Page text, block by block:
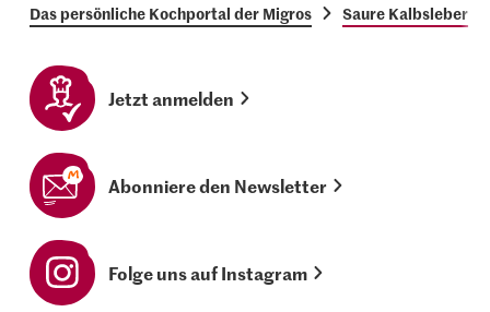
Das persönliche Kochportal der Migros Saure Kalbsleber
Jetzt anmelden
Abonniere den Newsletter
Folge uns auf Instagram